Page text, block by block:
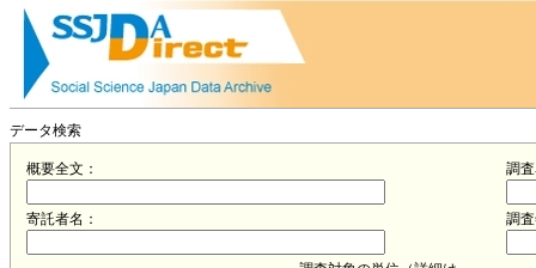
データ検索
概要全文： 調
寄託者名： 調